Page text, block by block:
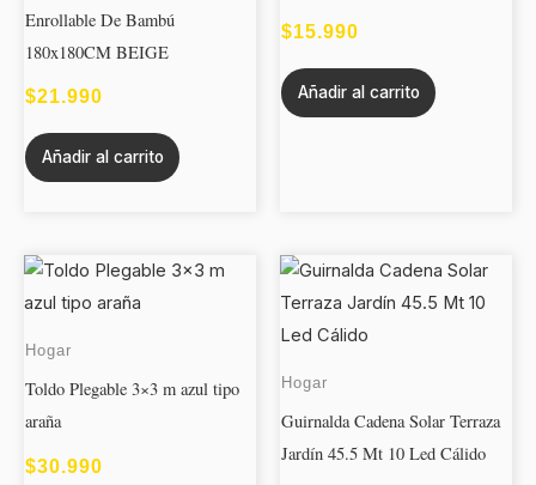
Enrollable De Bambú
180x180CM BEIGE
$21.990
Añadir al carrito
$15.990
Añadir al carrito
Hogar
Toldo Plegable 3×3 m azul tipo
araña
$30.990
Hogar
Guirnalda Cadena Solar Terraza
Jardín 45.5 Mt 10 Led Cálido